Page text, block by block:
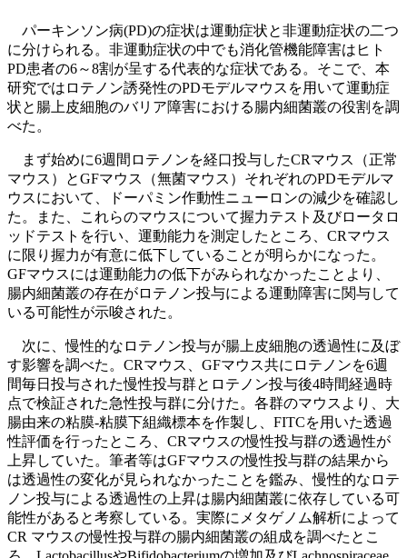
パーキンソン病(PD)の症状は運動症状と非運動症状の二つ
に分けられる。非運動症状の中でも消化管機能障害はヒト
PD患者の6～8割が呈する代表的な症状である。そこで、本
研究ではロテノン誘発性のPDモデルマウスを用いて運動症
状と腸上皮細胞のバリア障害における腸内細菌叢の役割を調
べた。
まず始めに6週間ロテノンを経口投与したCRマウス（正常
マウス）とGFマウス（無菌マウス）それぞれのPDモデルマ
ウスにおいて、ドーパミン作動性ニューロンの減少を確認し
た。また、これらのマウスについて握力テスト及びロータロ
ッドテストを行い、運動能力を測定したところ、CRマウス
に限り握力が有意に低下していることが明らかになった。
GFマウスには運動能力の低下がみられなかったことより、
腸内細菌叢の存在がロテノン投与による運動障害に関与して
いる可能性が示唆された。
次に、慢性的なロテノン投与が腸上皮細胞の透過性に及ぼ
す影響を調べた。CRマウス、GFマウス共にロテノンを6週
間毎日投与された慢性投与群とロテノン投与後4時間経過時
点で検証された急性投与群に分けた。各群のマウスより、大
腸由来の粘膜-粘膜下組織標本を作製し、FITCを用いた透過
性評価を行ったところ、CRマウスの慢性投与群の透過性が
上昇していた。筆者等はGFマウスの慢性投与群の結果から
は透過性の変化が見られなかったことを鑑み、慢性的なロテ
ノン投与による透過性の上昇は腸内細菌叢に依存している可
能性があると考察している。実際にメタゲノム解析によって
CR マウスの慢性投与群の腸内細菌叢の組成を調べたとこ